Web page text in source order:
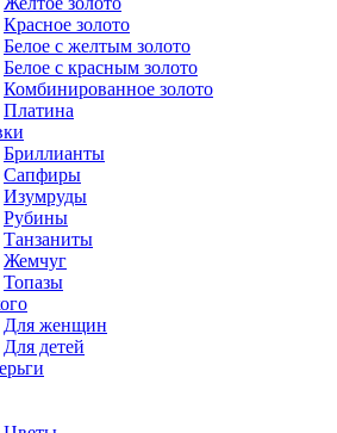
Красное золото
Белое с желтым золото
Белое с красным золото
Комбинированное золото
Платина
Бриллианты
Сапфиры
Изумруды
Рубины
Танзаниты
Жемчуг
Топазы
Для женщин
Для детей